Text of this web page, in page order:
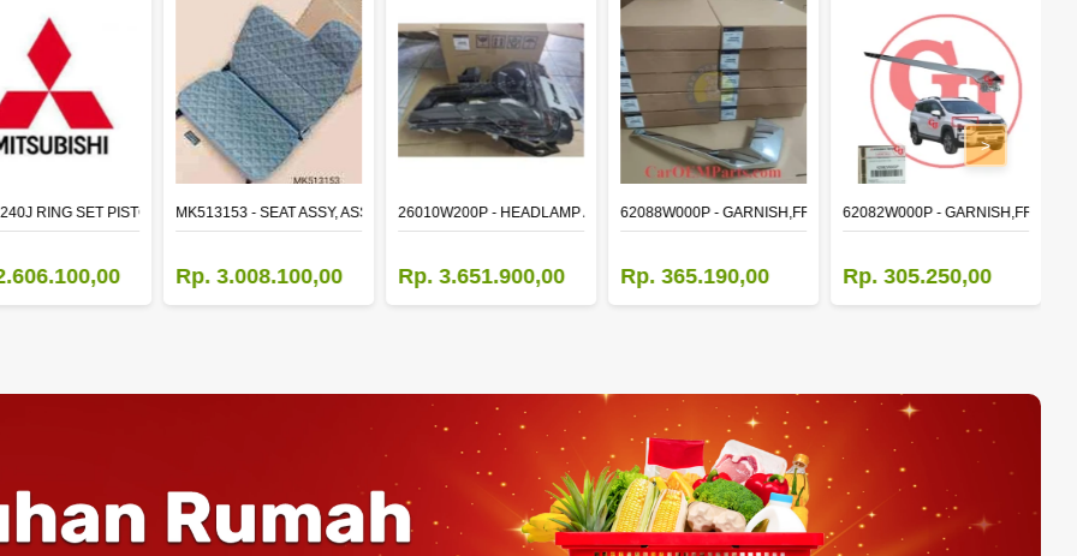
LHRING SET PISTON STDMK513153 - SEAT ASSY, ASSISTANT
Rp. 3.008.100,00
26010W200P - HEADLAMP ASSY,RH
Rp. 3.651.900,00
62088W000P - GARNISH,FR BUMPER SIDE
Rp. 365.190,00
62082W000P - GARNISH,FR
Rp. 305.250,00
>